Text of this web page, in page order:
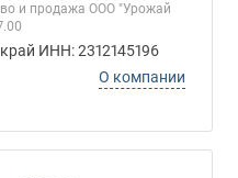
и продажа ООО "Урожай
ИНН: 2312145196
О компании